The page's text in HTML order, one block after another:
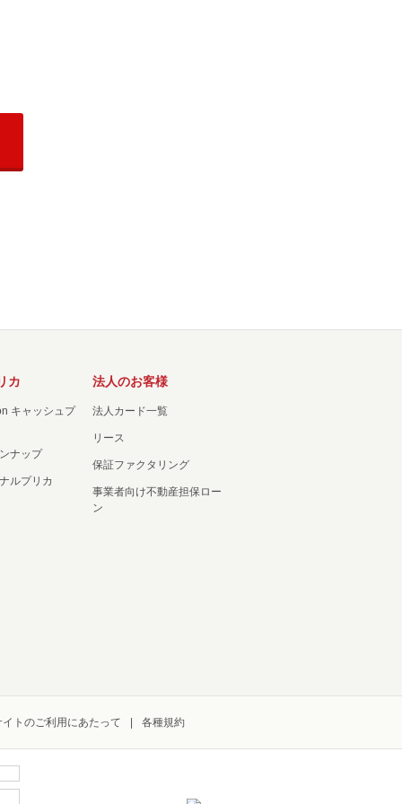
カ
キャッシュプ
ナップ
ルプリカ
法人のお客様
法人カード一覧
リース
保証ファクタリング
事業者向け不動産担保ロー
ン
トのご利用にあたって 各種規約